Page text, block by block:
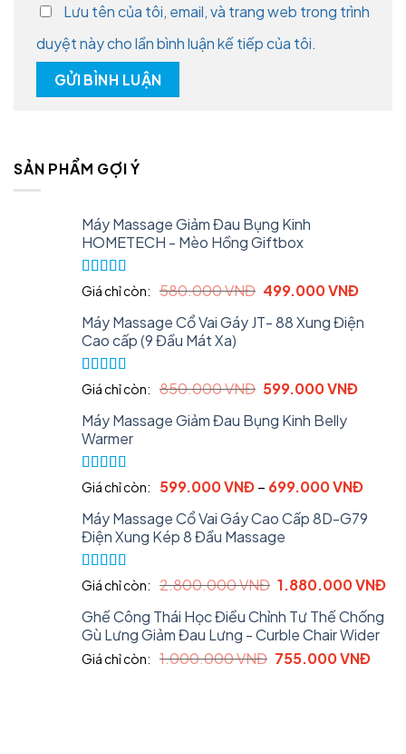
Lưu tên của tôi, email, và trang web trong trình
duyệt này cho lần bình luận kế tiếp của tôi.
SẢN PHẨM GỢI Ý
Máy Massage Giảm Đau Bụng Kinh
HOMETECH - Mèo Hồng Giftbox
Rated5.00
Giá chỉ còn: 580.000VNĐ Original
was:
499.000VNĐ
is:
Máy Massage Cổ Vai Gáy JT- 88 Xung Điện
Cao cấp (9 Đầu Mát Xa)
Rated5.00
Giá chỉ còn: 850.000VNĐ Original
was:
599.000VNĐ
Máy Massage Giảm Đau Bụng Kinh Belly
Warmer
Rated5.00
Giá chỉ còn: 599.000VNĐ– 699.000VNĐ
Máy Massage Cổ Vai Gáy Cao Cấp 8D-G79
Điện Xung Kép 8 Đầu Massage
Rated5.00
Giá chỉ còn: 2.800.000VNĐ Original
was:
2.800.000 VNĐ.
1.880.000VNĐ
Ghế Công Thái Học Điều Chỉnh Tư Thế Chống
Gù Lưng Giảm Đau Lưng - Curble Chair Wider
Giá chỉ còn: 1.000.000VNĐ Original
755.000VNĐ